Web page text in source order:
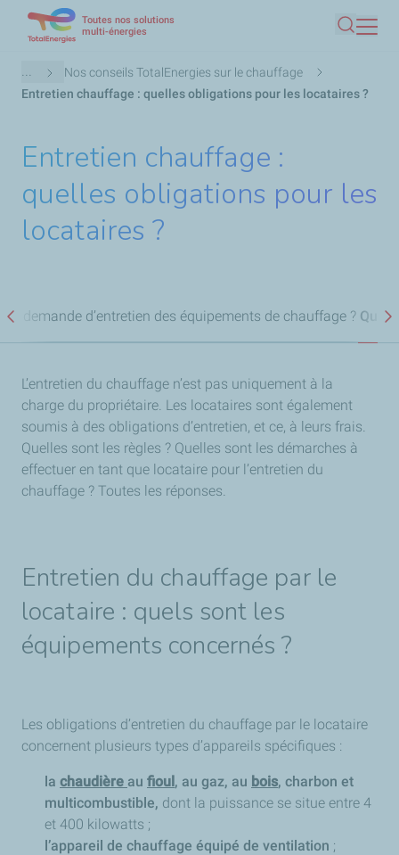
contenu
principal
Toutes nos solutions
multi-énergies
Fil
d'Ariane
...
Nos conseils TotalEnergies sur le chauffage
Entretien chauffage : quelles obligations pour les locataires ?
Entretien chauffage :
quelles obligations pour les
locataires ?
la demande d’entretien des équipements de chauffage ?
L’entretien du chauffage n’est pas uniquement à la
charge du propriétaire. Les locataires sont également
soumis à des obligations d’entretien, et ce, à leurs frais.
Quelles sont les règles ? Quelles sont les démarches à
effectuer en tant que locataire pour l’entretien du
chauffage ? Toutes les réponses.
Entretien du chauffage par le
locataire : quels sont les
équipements concernés ?
Les obligations d’entretien du chauffage par le locataire
concernent plusieurs types d’appareils spécifiques :
la chaudière au fioul, au gaz, au bois, charbon et
multicombustible, dont la puissance se situe entre 4
et 400 kilowatts ;
l’appareil de chauffage équipé de ventilation ;